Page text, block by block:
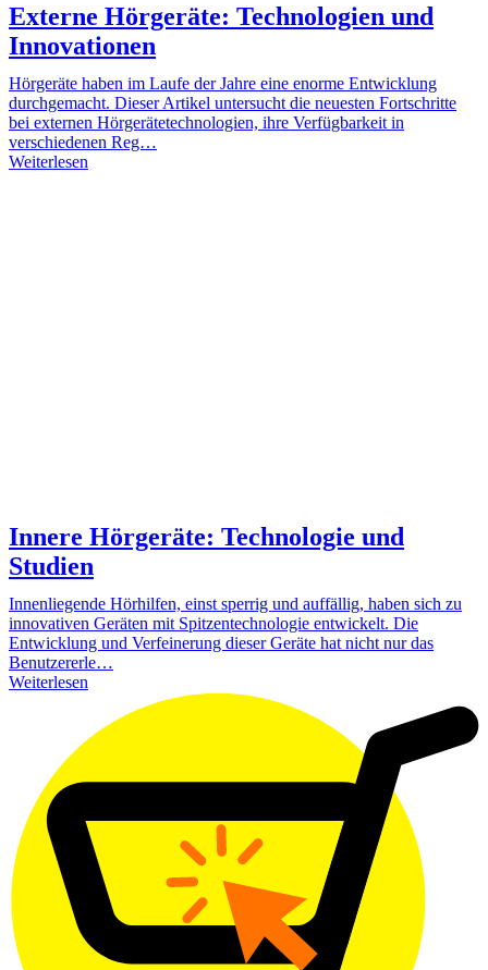
Externe Hörgeräte: Technologien und
Innovationen
Hörgeräte haben im Laufe der Jahre eine enorme Entwicklung
durchgemacht. Dieser Artikel untersucht die neuesten Fortschritte
bei externen Hörgerätetechnologien, ihre Verfügbarkeit in
verschiedenen Reg…
Weiterlesen
Innere Hörgeräte: Technologie und
Studien
Innenliegende Hörhilfen, einst sperrig und auffällig, haben sich zu
innovativen Geräten mit Spitzentechnologie entwickelt. Die
Entwicklung und Verfeinerung dieser Geräte hat nicht nur das
Benutzererle…
Weiterlesen